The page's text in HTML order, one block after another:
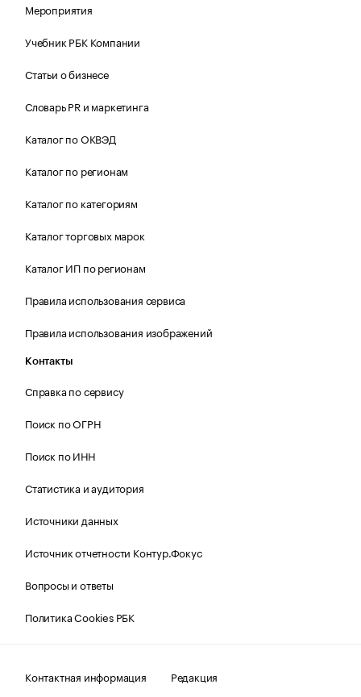
Мероприятия
Учебник РБК Компании
Статьи о бизнесе
Словарь PR и маркетинга
Каталог по ОКВЭД
Каталог по регионам
Каталог по категориям
Каталог торговых марок
Каталог ИП по регионам
Правила использования сервиса
Правила использования изображений
Контакты
Справка по сервису
Поиск по ОГРН
Поиск по ИНН
Статистика и аудитория
Источники данных
Источник отчетности Контур.Фокус
Вопросы и ответы
Политика Cookies РБК
Контактная информация Редакция